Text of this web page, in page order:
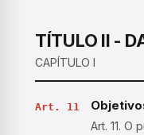
se nas
TÍTULO II -
CAPÍTULO I
Art. 11
Art. 11. O